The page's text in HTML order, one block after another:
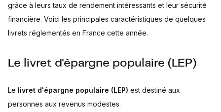
grâce à leurs taux de rendement intéressants et leur sécurité
financière. Voici les principales caractéristiques de quelques
livrets réglementés en France cette année.
Le livret d'épargne populaire (LEP)
Le livret d'épargne populaire (LEP) est destiné aux
personnes aux revenus modestes.